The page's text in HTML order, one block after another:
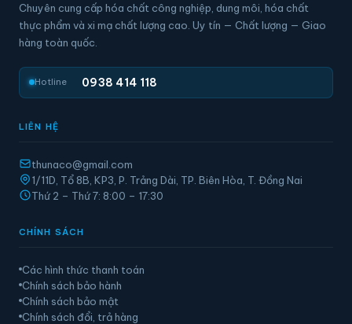
Chuyên cung cấp hóa chất công nghiệp, dung môi, hóa chất
thực phẩm và xi mạ chất lượng cao. Uy tín — Chất lượng — Giao
hàng toàn quốc.
Hotline 0938 414 118
LIÊN HỆ
thunaco@gmail.com
1/11D, Tổ 8B, KP3, P. Trảng Dài, TP. Biên Hòa, T. Đồng Nai
Thứ 2 – Thứ 7: 8:00 – 17:30
CHÍNH SÁCH
Các hình thức thanh toán
Chính sách bảo hành
Chính sách bảo mật
Chính sách đổi, trả hàng